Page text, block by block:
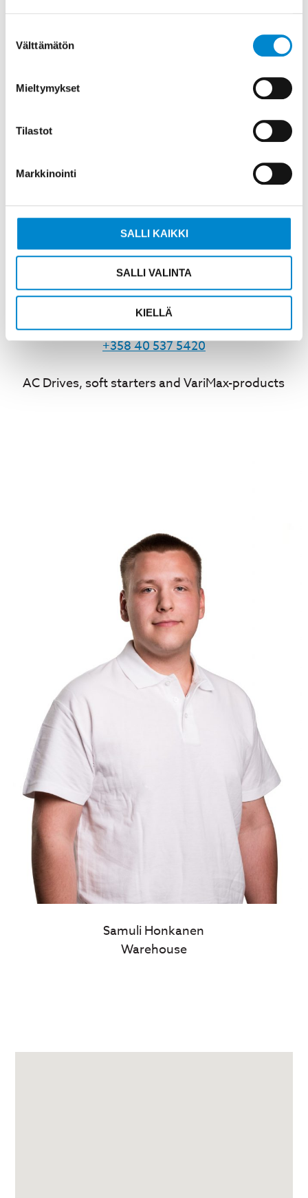
valinta
Välttämätön
Mieltymykset
Tilastot
Markkinointi
SALLI KAIKKI
SALLI VALINTA
KIELLÄ
Ossi Laitinen
+358 40 537 5420
AC Drives, soft starters and VariMax-products
Samuli Honkanen
Warehouse